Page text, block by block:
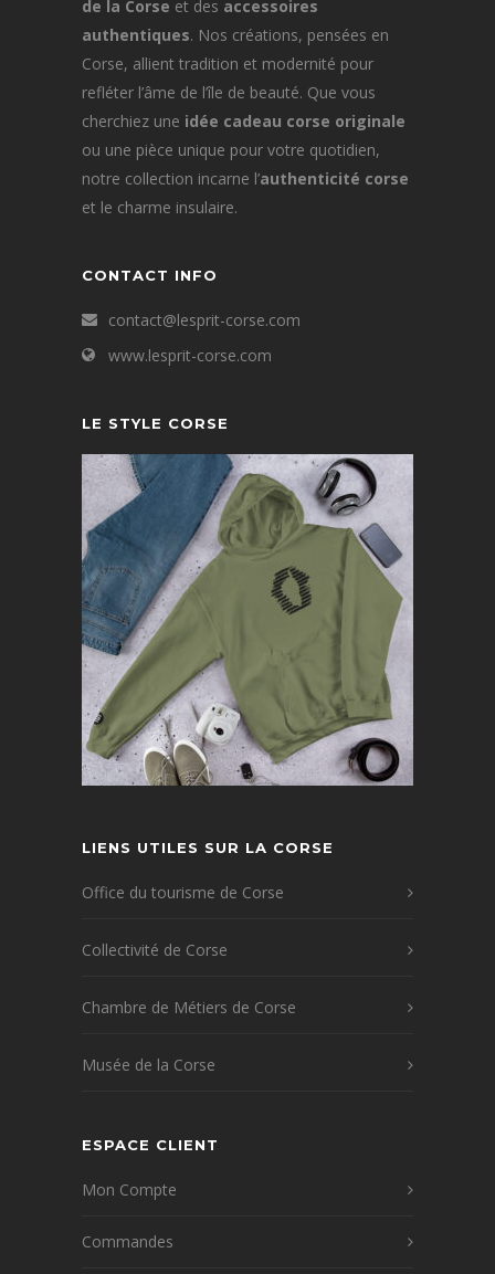
de la Corse et des accessoires
authentiques. Nos créations, pensées en
Corse, allient tradition et modernité pour
refléter l’âme de l’île de beauté. Que vous
cherchiez une idée cadeau corse originale
ou une pièce unique pour votre quotidien,
notre collection incarne l’authenticité corse
et le charme insulaire.
CONTACT INFO
contact@lesprit-corse.com
www.lesprit-corse.com
LE STYLE CORSE
LIENS UTILES SUR LA CORSE
Office du tourisme de Corse
Collectivité de Corse
Chambre de Métiers de Corse
Musée de la Corse
ESPACE CLIENT
Mon Compte
Commandes